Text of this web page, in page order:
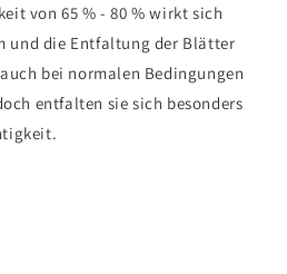
von 65 % - 80 % wirkt sich
und die Entfaltung der Blätter
bei normalen Bedingungen
entfalten sie sich besonders